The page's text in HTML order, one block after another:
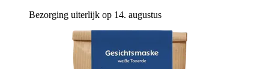
Bezorging uiterlijk op 14. augustus